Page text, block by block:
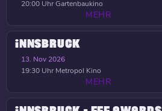
20:00 UhrGartenbaukino
MEHR
INNSBRUCK
13. Nov 2026
19:30 Uhr Metropol Kino
MEHR